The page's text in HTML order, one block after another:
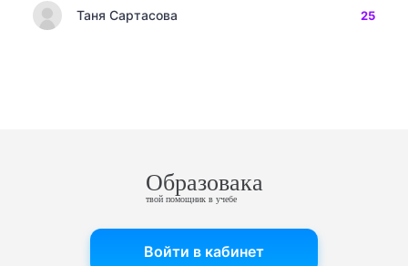
Таня Сартасова 25
Образовака
твой помощник в учебе
Войти в кабинет